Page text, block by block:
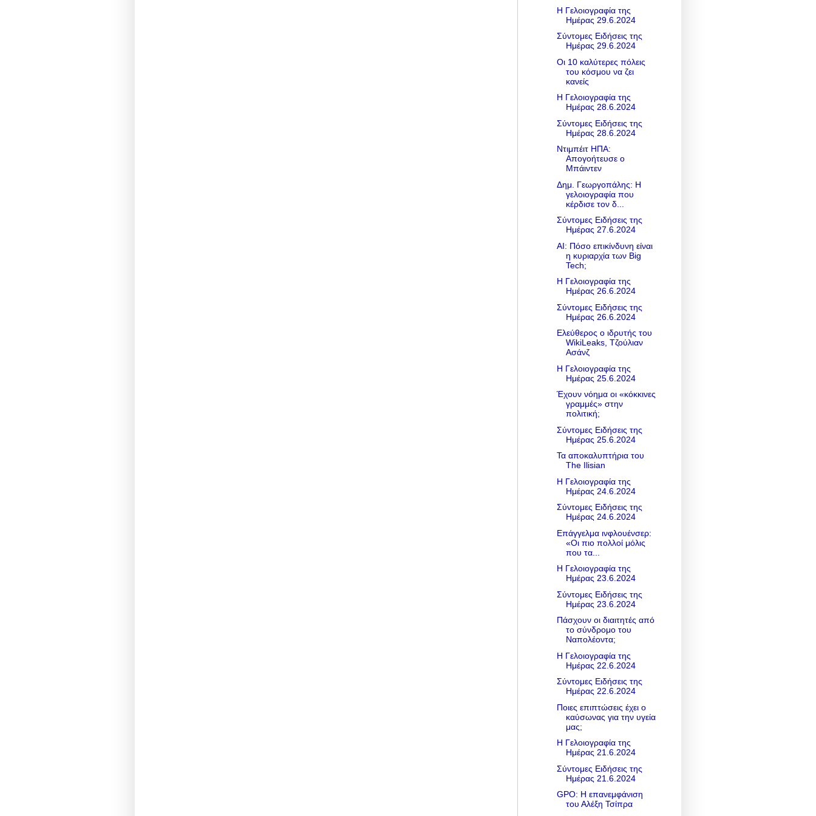
Η Γελοιογραφία της
Ημέρας 29.6.2024
Σύντομες Ειδήσεις της
Ημέρας 29.6.2024
Οι 10 καλύτερες πόλεις
του κόσμου να ζει
κανείς
Η Γελοιογραφία της
Ημέρας 28.6.2024
Σύντομες Ειδήσεις της
Ημέρας 28.6.2024
Ντιμπέιτ ΗΠΑ:
Απογοήτευσε ο
Μπάιντεν
Δημ. Γεωργοπάλης: Η
γελοιογραφία που
κέρδισε τον δ...
Σύντομες Ειδήσεις της
Ημέρας 27.6.2024
AI: Πόσο επικίνδυνη είναι
η κυριαρχία των Big
Tech;
Η Γελοιογραφία της
Ημέρας 26.6.2024
Σύντομες Ειδήσεις της
Ημέρας 26.6.2024
Ελεύθερος ο ιδρυτής του
WikiLeaks, Τζούλιαν
Ασάνζ
Η Γελοιογραφία της
Ημέρας 25.6.2024
Έχουν νόημα οι «κόκκινες
γραμμές» στην
πολιτική;
Σύντομες Ειδήσεις της
Ημέρας 25.6.2024
Τα αποκαλυπτήρια του
The Ilisian
Η Γελοιογραφία της
Ημέρας 24.6.2024
Σύντομες Ειδήσεις της
Ημέρας 24.6.2024
Επάγγελμα ινφλουένσερ:
«Οι πιο πολλοί μόλις
που τα...
Η Γελοιογραφία της
Ημέρας 23.6.2024
Σύντομες Ειδήσεις της
Ημέρας 23.6.2024
Πάσχουν οι διαιτητές από
το σύνδρομο του
Ναπολέοντα;
Η Γελοιογραφία της
Ημέρας 22.6.2024
Σύντομες Ειδήσεις της
Ημέρας 22.6.2024
Ποιες επιπτώσεις έχει ο
καύσωνας για την υγεία
μας;
Η Γελοιογραφία της
Ημέρας 21.6.2024
Σύντομες Ειδήσεις της
Ημέρας 21.6.2024
GPO: Η επανεμφάνιση
του Αλέξη Τσίπρα